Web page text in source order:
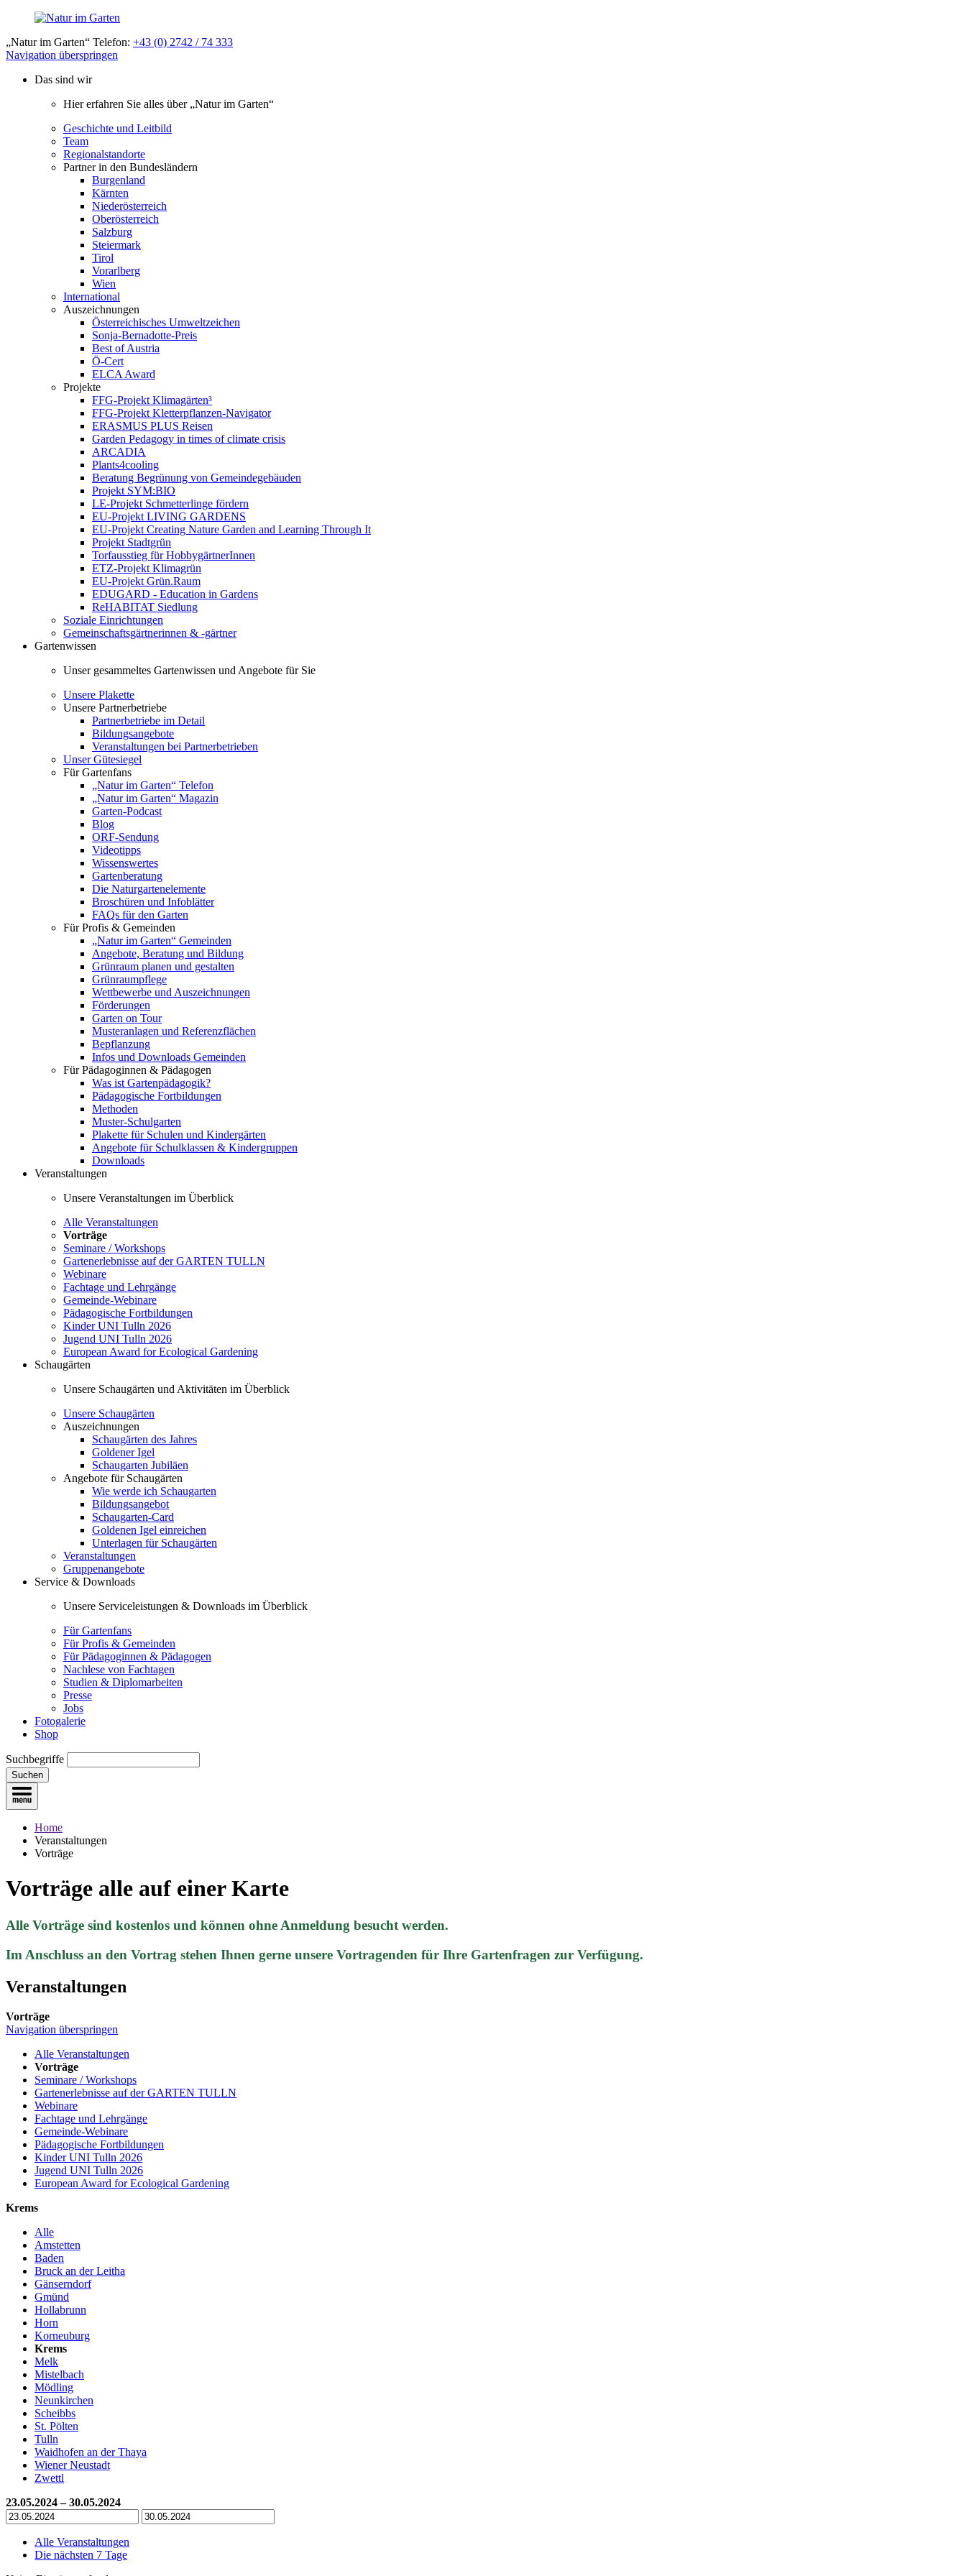
„Natur im Garten“ Telefon: +43 (0) 2742 / 74 333
Navigation überspringen
Das sind wir
Hier erfahren Sie alles über „Natur im Garten“
Geschichte und Leitbild
Team
Regionalstandorte
Partner in den Bundesländern
Burgenland
Kärnten
Niederösterreich
Oberösterreich
Salzburg
Steiermark
Tirol
Vorarlberg
Wien
International
Auszeichnungen
Österreichisches Umweltzeichen
Sonja-Bernadotte-Preis
Best of Austria
Ö-Cert
ELCA Award
Projekte
FFG-Projekt Klimagärten³
FFG-Projekt Kletterpflanzen-Navigator
ERASMUS PLUS Reisen
Garden Pedagogy in times of climate crisis
ARCADIA
Plants4cooling
Beratung Begrünung von Gemeindegebäuden
Projekt SYM:BIO
LE-Projekt Schmetterlinge fördern
EU-Projekt LIVING GARDENS
EU-Projekt Creating Nature Garden and Learning Through It
Projekt Stadtgrün
Torfausstieg für HobbygärtnerInnen
ETZ-Projekt Klimagrün
EU-Projekt Grün.Raum
EDUGARD - Education in Gardens
ReHABITAT Siedlung
Soziale Einrichtungen
Gemeinschaftsgärtnerinnen & -gärtner
Gartenwissen
Unser gesammeltes Gartenwissen und Angebote für Sie
Unsere Plakette
Unsere Partnerbetriebe
Partnerbetriebe im Detail
Bildungsangebote
Veranstaltungen bei Partnerbetrieben
Unser Gütesiegel
Für Gartenfans
„Natur im Garten“ Telefon
„Natur im Garten“ Magazin
Garten-Podcast
Blog
ORF-Sendung
Videotipps
Wissenswertes
Gartenberatung
Die Naturgartenelemente
Broschüren und Infoblätter
FAQs für den Garten
Für Profis & Gemeinden
„Natur im Garten“ Gemeinden
Angebote, Beratung und Bildung
Grünraum planen und gestalten
Grünraumpflege
Wettbewerbe und Auszeichnungen
Förderungen
Garten on Tour
Musteranlagen und Referenzflächen
Bepflanzung
Infos und Downloads Gemeinden
Für Pädagoginnen & Pädagogen
Was ist Gartenpädagogik?
Pädagogische Fortbildungen
Methoden
Muster-Schulgarten
Plakette für Schulen und Kindergärten
Angebote für Schulklassen & Kindergruppen
Downloads
Veranstaltungen
Unsere Veranstaltungen im Überblick
Alle Veranstaltungen
Vorträge
Seminare / Workshops
Gartenerlebnisse auf der GARTEN TULLN
Webinare
Fachtage und Lehrgänge
Gemeinde-Webinare
Pädagogische Fortbildungen
Kinder UNI Tulln 2026
Jugend UNI Tulln 2026
European Award for Ecological Gardening
Schaugärten
Unsere Schaugärten und Aktivitäten im Überblick
Unsere Schaugärten
Auszeichnungen
Schaugärten des Jahres
Goldener Igel
Schaugarten Jubiläen
Angebote für Schaugärten
Wie werde ich Schaugarten
Bildungsangebot
Schaugarten-Card
Goldenen Igel einreichen
Unterlagen für Schaugärten
Veranstaltungen
Gruppenangebote
Service & Downloads
Unsere Serviceleistungen & Downloads im Überblick
Für Gartenfans
Für Profis & Gemeinden
Für Pädagoginnen & Pädagogen
Nachlese von Fachtagen
Studien & Diplomarbeiten
Presse
Jobs
Fotogalerie
Shop
Suchbegriffe
Suchen
Home
Veranstaltungen
Vorträge
Vorträge alle auf einer Karte
Alle Vorträge sind kostenlos und können ohne Anmeldung besucht werden.
Im Anschluss an den Vortrag stehen Ihnen gerne unsere Vortragenden für Ihre Gartenfragen zur Verfügung.
Veranstaltungen
Vorträge
Navigation überspringen
Alle Veranstaltungen
Vorträge
Seminare / Workshops
Gartenerlebnisse auf der GARTEN TULLN
Webinare
Fachtage und Lehrgänge
Gemeinde-Webinare
Pädagogische Fortbildungen
Kinder UNI Tulln 2026
Jugend UNI Tulln 2026
European Award for Ecological Gardening
Krems
Alle
Amstetten
Baden
Bruck an der Leitha
Gänserndorf
Gmünd
Hollabrunn
Horn
Korneuburg
Krems
Melk
Mistelbach
Mödling
Neunkirchen
Scheibbs
St. Pölten
Tulln
Waidhofen an der Thaya
Wiener Neustadt
Zwettl
23.05.2024 – 30.05.2024
Alle Veranstaltungen
Die nächsten 7 Tage